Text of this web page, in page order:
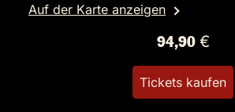
Auf der Karte anzeigen
94,90 €
Tickets kaufen